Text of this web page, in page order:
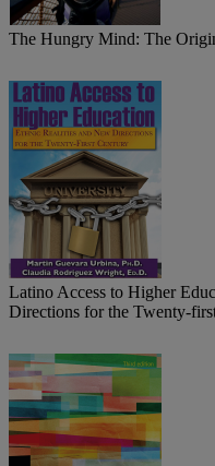
The Hungry Mind: The
Latino Access to Higher
Directions for the Twenty-